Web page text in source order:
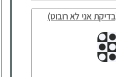
אני לא רובוט)